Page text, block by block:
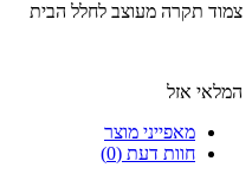
צמוד תקרה מעוצב לחלל הבית
המלאי אזל
מאפייני מוצר
חוות דעת (0)